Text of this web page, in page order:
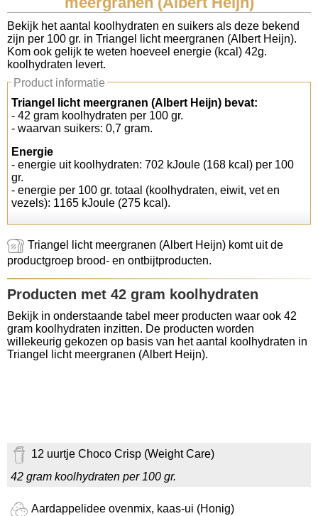
Koolhydraten tellen
Links
Bekijk het aantal koolhydraten en suikers als deze bekend
zijn per 100 gr. in Triangel licht meergranen (Albert Heijn).
Kom ook gelijk te weten hoeveel energie (kcal) 42g.
koolhydraten levert.
Product informatie
Triangel licht meergranen (Albert Heijn) bevat:
- 42 gram koolhydraten per 100 gr.
- waarvan suikers: 0,7 gram.
Energie
- energie uit koolhydraten: 702 kJoule (168 kcal) per 100
gr.
- energie per 100 gr. totaal (koolhydraten, eiwit, vet en
vezels): 1165 kJoule (275 kcal).
Triangel licht meergranen (Albert Heijn) komt uit de
productgroep brood- en ontbijtproducten.
Producten met 42 gram koolhydraten
Bekijk in onderstaande tabel meer producten waar ook 42
gram koolhydraten inzitten. De producten worden
willekeurig gekozen op basis van het aantal koolhydraten in
Triangel licht meergranen (Albert Heijn).
12 uurtje Choco Crisp (Weight Care)
42 gram koolhydraten per 100 gr.
Aardappelidee ovenmix, kaas-ui (Honig)